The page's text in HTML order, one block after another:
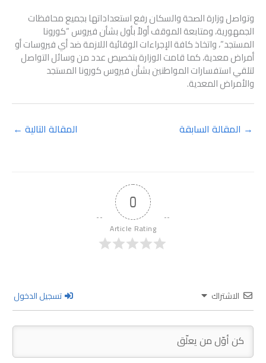
وتواصل وزارة الصحة والسكان رفع استعداداتها بجميع محافظات
الجمهورية، ومتابعة الموقف أولاً بأول بشأن فيروس “كورونا
المستجد”، واتخاذ كافة الإجراءات الوقائية اللازمة ضد أي فيروسات أو
أمراض معدية، كما قامت الوزارة بتخصيص عدد من وسائل التواصل
لتلقي استفسارات المواطنين بشأن فيروس كورونا المستجد
والأمراض المعدية.
→ المقالة السابقة المقالة التالية ←
0
Article Rating
الاشتراك تسجيل الدخول